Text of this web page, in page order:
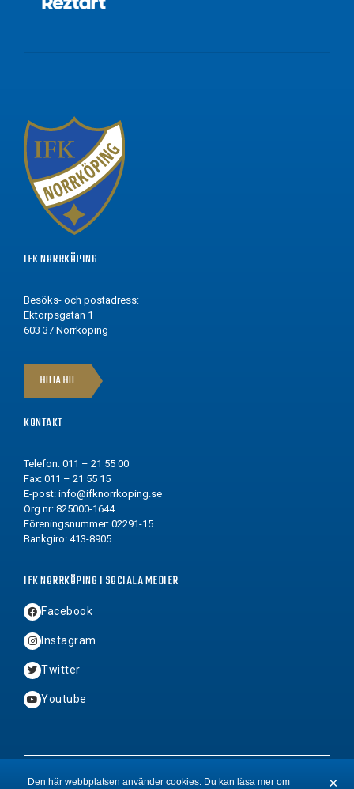
IFK NORRKÖPING
Besöks- och postadress:
Ektorpsgatan 1
603 37 Norrköping
HITTA HIT
KONTAKT
Telefon: 011 – 21 55 00
Fax: 011 – 21 55 15
E-post: info@ifknorrkoping.se
Org.nr: 825000-1644
Föreningsnummer: 02291-15
Bankgiro: 413-8905
IFK NORRKÖPING I SOCIALA MEDIER
Facebook
Instagram
Twitter
Youtube
2026 © Copyright IFK Norrköping FK
Den här webbplatsen använder cookies. Du kan läsa mer om ×